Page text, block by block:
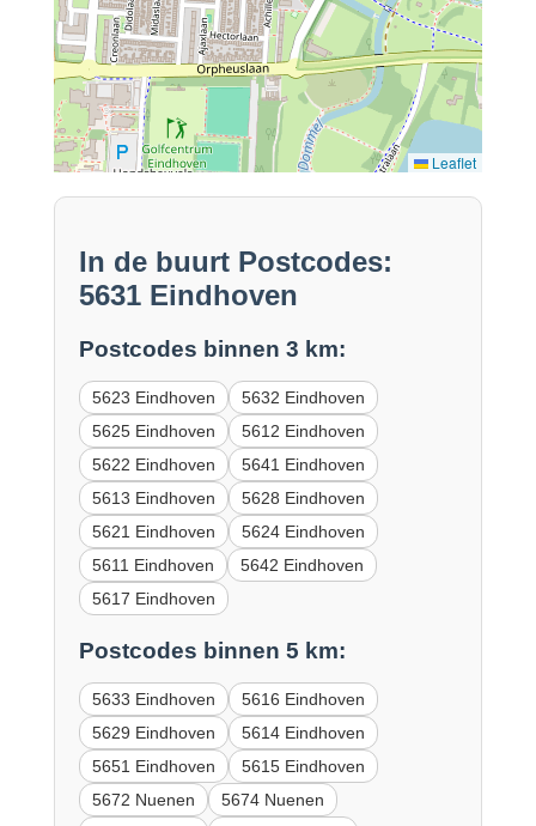
Leaflet
In de buurt Postcodes:
5631 Eindhoven
Postcodes binnen 3 km:
5623 Eindhoven
5632 Eindhoven
5625 Eindhoven
5612 Eindhoven
5622 Eindhoven
5641 Eindhoven
5613 Eindhoven
5628 Eindhoven
5621 Eindhoven
5624 Eindhoven
5611 Eindhoven
5642 Eindhoven
5617 Eindhoven
Postcodes binnen 5 km:
5633 Eindhoven
5616 Eindhoven
5629 Eindhoven
5614 Eindhoven
5651 Eindhoven
5615 Eindhoven
5672 Nuenen
5674 Nuenen